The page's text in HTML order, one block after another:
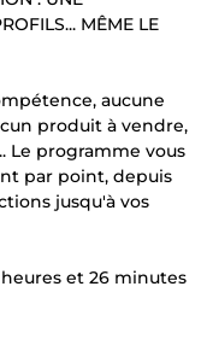
MÊME LE
aucune
produit à vendre,
Le programme vous
par point, depuis
jusqu'à vos
et 26 minutes